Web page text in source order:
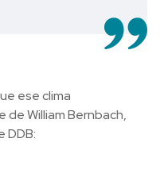
ese clima
de William Bernbach,
DDB: